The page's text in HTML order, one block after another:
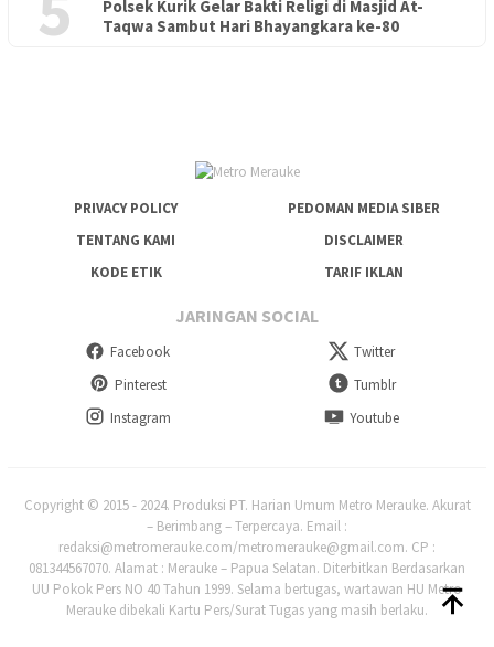
Polsek Kurik Gelar Bakti Religi di Masjid At-
Taqwa Sambut Hari Bhayangkara ke-80
PENDIDIKAN 18 Juni 2026
Lepas Puluhan Peserta Didik, TK Yapis 2 Merauke Siapkan
PRIVACY POLICY
PEDOMAN MEDIA SIBER
TENTANG KAMI
DISCLAIMER
KODE ETIK
TARIF IKLAN
JARINGAN SOCIAL
Facebook
Twitter
Pinterest
Tumblr
Instagram
Youtube
Copyright © 2015 - 2024. Produksi PT. Harian Umum Metro Merauke. Akurat
– Berimbang – Terpercaya. Email :
redaksi@metromerauke.com/metromerauke@gmail.com. CP :
081344567070. Alamat : Merauke – Papua Selatan. Diterbitkan Berdasarkan
UU Pokok Pers NO 40 Tahun 1999. Selama bertugas, wartawan HU Metro
Merauke dibekali Kartu Pers/Surat Tugas yang masih berlaku.